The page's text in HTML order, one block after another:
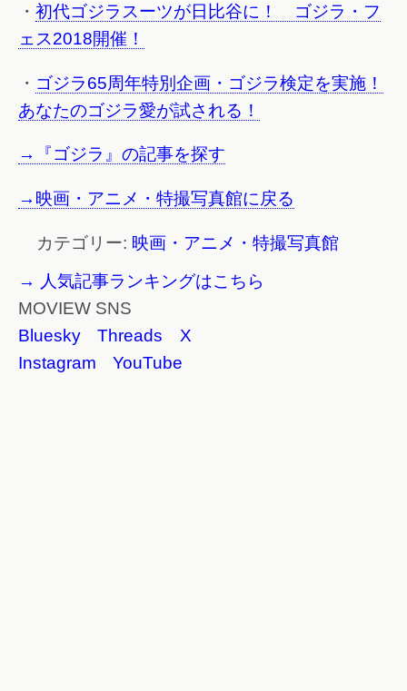
・ 初代ゴジラスーツが日比谷に！ ゴジラ・フ
ェス2018開催！
・ ゴジラ65周年特別企画・ゴジラ検定を実施！
あなたのゴジラ愛が試される！
→『ゴジラ』の記事を探す
→映画・アニメ・特撮写真館に戻る
カテゴリー: 映画・アニメ・特撮写真館
→ 人気記事ランキングはこちら
MOVIEW SNS
Bluesky
Threads
X
Instagram
YouTube